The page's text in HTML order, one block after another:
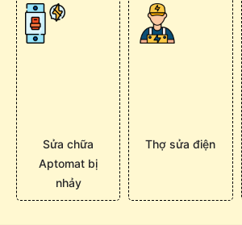
Sửa chữa
Aptomat bị
nhảy
Thợ sửa điện